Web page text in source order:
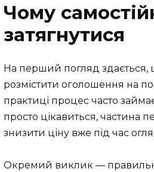
Чому
затягнутися
На перший погляд здається,
розмістити оголошення на
практиці процес часто
просто цікавиться, частина
знизити ціну вже під час
Окремий виклик —